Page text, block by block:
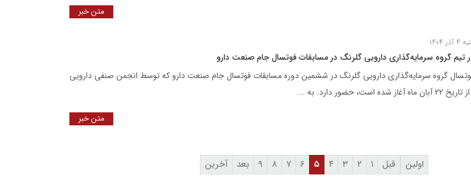
متن خبر
1404
گروه سرمایه‌گذاری دارویی گلرنگ در مسابقات فوتسال جام صنعت دارو
گروه سرمایه‌گذاری دارویی گلرنگ در ششمین دوره مسابقات فوتسال جام صنعت دارو که توسط انجمن صنفی دارویی
آغاز شده است، حضور دارد. به ...
متن خبر
اولین قبل ۱ ۲ ۳ ۴ ۵ ۶ ۷ ۸ ۹ بعد آخرین
موسسه خیریه استاد فضلی
مرکز علمی ـ کاربردی گلرنگ